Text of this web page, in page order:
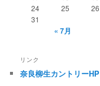
24
25 26
31
« 7月
リンク
奈良柳生カントリーHP